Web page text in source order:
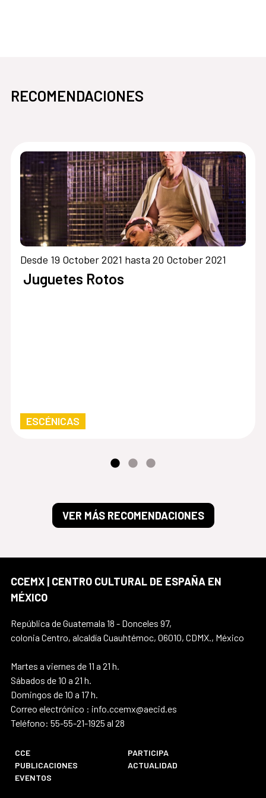
RECOMENDACIONES
Desde 19 October 2021 hasta 20 October 2021
Juguetes Rotos
ESCÉNICAS
VER MÁS RECOMENDACIONES
CCEMX | CENTRO CULTURAL DE ESPAÑA EN
MÉXICO
República de Guatemala 18 - Donceles 97,
colonia Centro, alcaldía Cuauhtémoc, 06010, CDMX., México
Martes a viernes de 11 a 21 h.
Sábados de 10 a 21 h.
Domingos de 10 a 17 h.
Correo electrónico : info.ccemx@aecid.es
Teléfono: 55-55-21-1925 al 28
CCE
PARTICIPA
PUBLICACIONES
ACTUALIDAD
EVENTOS